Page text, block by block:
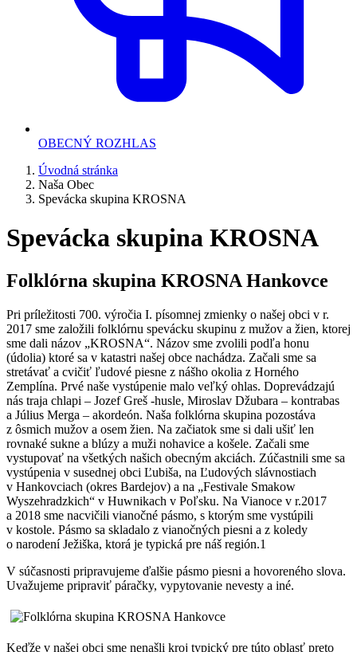
OBECNÝ ROZHLAS
Úvodná stránka
Naša Obec
Spevácka skupina KROSNA
Spevácka skupina KROSNA
Folklórna skupina KROSNA Hankovce
Pri príležitosti 700. výročia I. písomnej zmienky o našej obci v r.
2017 sme založili folklórnu spevácku skupinu z mužov a žien, ktorej
sme dali názov „KROSNA“. Názov sme zvolili podľa honu
(údolia) ktoré sa v katastri našej obce nachádza. Začali sme sa
stretávať a cvičiť ľudové piesne z nášho okolia z Horného
Zemplína. Prvé naše vystúpenie malo veľký ohlas. Doprevádzajú
nás traja chlapi – Jozef Greš -husle, Miroslav Džubara – kontrabas
a Július Merga – akordeón. Naša folklórna skupina pozostáva
z ôsmich mužov a osem žien. Na začiatok sme si dali ušiť len
rovnaké sukne a blúzy a muži nohavice a košele. Začali sme
vystupovať na všetkých našich obecným akciách. Zúčastnili sme sa
vystúpenia v susednej obci Ľubiša, na Ľudových slávnostiach
v Hankovciach (okres Bardejov) a na „Festivale Smakow
Wyszehradzkich“ v Huwnikach v Poľsku. Na Vianoce v r.2017
a 2018 sme nacvičili vianočné pásmo, s ktorým sme vystúpili
v kostole. Pásmo sa skladalo z vianočných piesni a z koledy
o narodení Ježiška, ktorá je typická pre náš región.1
V súčasnosti pripravujeme ďalšie pásmo piesni a hovoreného slova.
Uvažujeme pripraviť páračky, vypytovanie nevesty a iné.
Keďže v našej obci sme nenašli kroj typický pre túto oblasť preto